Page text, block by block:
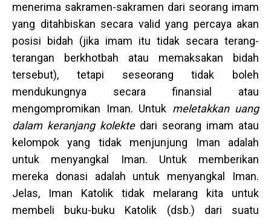
menerima sakramen-sakramen dari seorang imam
yang ditahbiskan secara valid yang percaya akan
posisi bidah (jika imam itu tidak secara terang-
terangan berkhotbah atau memaksakan bidah
tersebut), tetapi seseorang tidak boleh
mendukungnya secara finansial atau
mengompromikan Iman. Untuk meletakkan uang
dalam keranjang kolektedari seorang imam atau
kelompok yang tidak menjunjung Iman adalah
untuk menyangkal Iman. Untuk memberikan
mereka donasi adalah untuk menyangkal Iman.
Jelas, Iman Katolik tidak melarang kita untuk
membeli buku-buku Katolik (dsb.) dari suatu